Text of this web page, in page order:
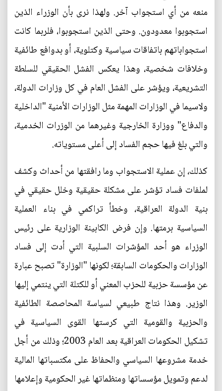
منعه من أي استجواب آخر. ولهذا نرى بأن الوزراء الذين
استجوبوا معدودون. وحتى الذين استجوبوا، فلربما كانت
استجواباتهم باتفاقات سياسية وكتلوية، أو بدوافع طائفية
وخلافات شخصية، وهذا يعكس الفشل الحقيقي للسلطة
التشريعية، ويؤشر على الفشل العام في كل وزارات الدولة،
ولاسيما في الوزارات المهمة مثل الوزارات الأمنية "الداخلية
والدفاع" ووزارة الخارجية وغيرهما من الوزرات الخدمية،
والتي بلغ فيها حجم الفساد إلى أعلى مستوياته.
كذلك، إن عملية الاستجواب وما رافقتها من أحداث وكشف
لملفات فساد تؤشر على مشكلة حقيقية وخلل حقيقي في
بنية الدولة العراقية، وخطأ تراكمي في بناء العملية
السياسية برمتها. وإن فرض الكابينة الوزارية على رئيس
الوزراء هو أحد المؤشرات السلبية التي أدت إلى فساد
الوزارات والحكومات السابقة؛ لكونها "الوزارة" تصبح عبارة
عن مؤسسة حزبية للحزب المعني أو للكتلة التي ينتمي إليها
الوزير. وهذا نتاج طبيعي لسياسة المحاصصة الطائفية
والحزبية والقومية التي كرستها القوى السياسية في
تشكيل الحكومات العراقية بعد العام 2003؛ وذلك من أجل
خدمة مشروعها السياسي والحفاظ على مكتسباتها المالية
لدعم وتمويل مؤسساتها ومنظماتها غير الحكومية وإعلامها